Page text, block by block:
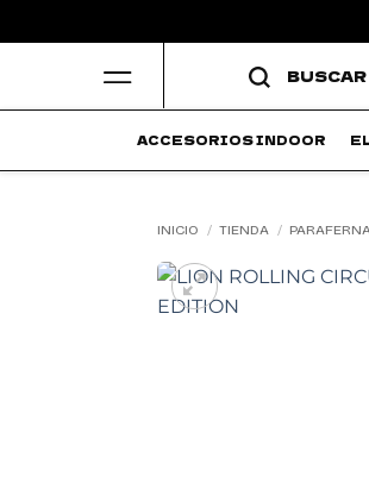
BUSCAR
ACCESORIOS INDOOR
contenido
INICIO / TIENDA /